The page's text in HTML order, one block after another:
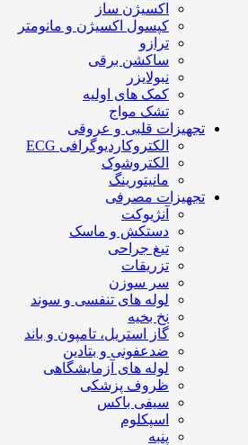
اکسیژن ساز
کپسول اکسیژن و مانومتر
ترازو
ساکشن برقی
نبولایزر
کمک های اولیه
تشک مواج
تجهیزات قلبی و عروقی
الکتروکاردیوگرافی ECG
الکتروشوک
مانیتورینگ
تجهیزات مصرفی
آنژیوکت
دستکش و ماسک
تیغ جراحی
تزریقات
سر سوزن
لوله های تنفسی و سوند
نخ بخیه
گاز استریل، تامپون و باند
ضدعفونی و بتادین
لوله های آزمایشگاهی
ظروف پزشکی
سیفی باکس
اسپکلوم
پنبه